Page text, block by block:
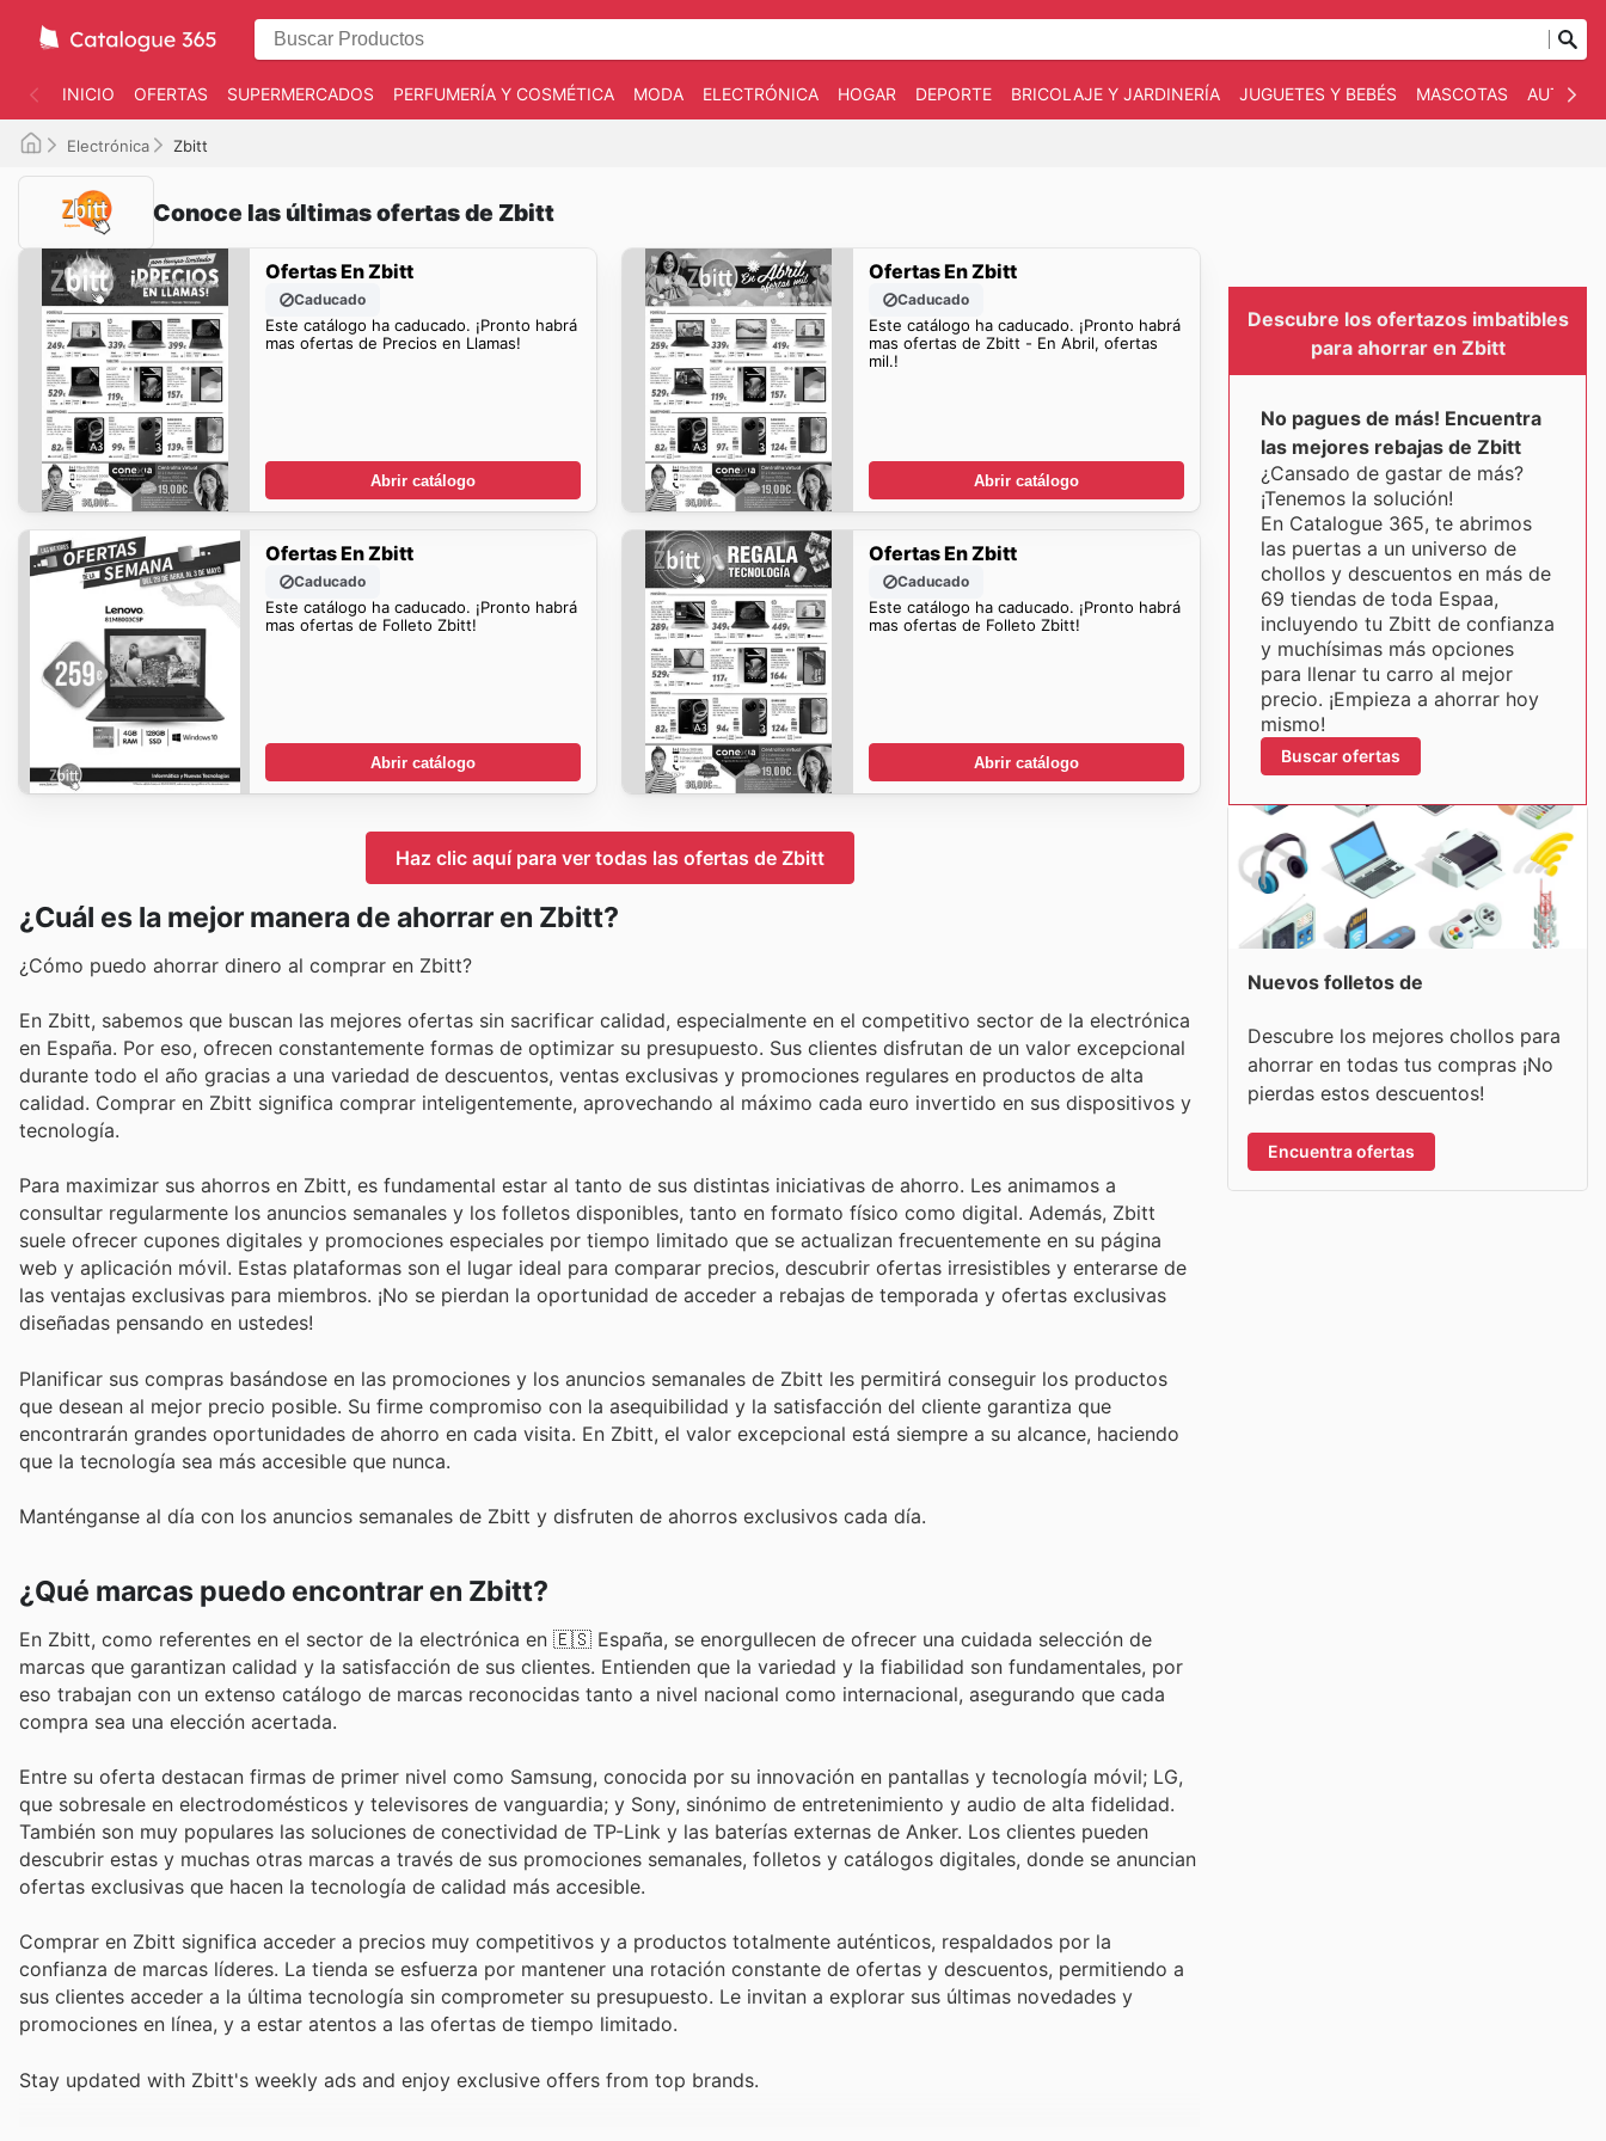
INICIO OFERTAS SUPERMERCADOS PERFUMERÍA Y COSMÉTICA MODA ELECTRÓNICA HOGAR DEPORTE BRICOLAJE Y JARDINERÍA JUGUETES Y BEBÉS MASCOTAS AUTO Y
Electrónica Zbitt
Conoce las últimas ofertas de Zbitt
Ofertas En Zbitt
Caducado
Este catálogo ha caducado. ¡Pronto habrá
mas ofertas de Precios en Llamas!
Abrir catálogo
Ofertas En Zbitt
Caducado
Este catálogo ha caducado. ¡Pronto habrá
mas ofertas de Zbitt - En Abril, ofertas
mil.!
Abrir catálogo
Ofertas En Zbitt
Caducado
Este catálogo ha caducado. ¡Pronto habrá
mas ofertas de Folleto Zbitt!
Abrir catálogo
Ofertas En Zbitt
Caducado
Este catálogo ha caducado. ¡Pronto habrá
mas ofertas de Folleto Zbitt!
Abrir catálogo
Haz clic aquí para ver todas las ofertas de Zbitt
¿Cuál es la mejor manera de ahorrar en Zbitt?
¿Cómo puedo ahorrar dinero al comprar en Zbitt?
En Zbitt, sabemos que buscan las mejores ofertas sin sacrificar calidad, especialmente en el competitivo sector de la electrónica
en España. Por eso, ofrecen constantemente formas de optimizar su presupuesto. Sus clientes disfrutan de un valor excepcional
durante todo el año gracias a una variedad de descuentos, ventas exclusivas y promociones regulares en productos de alta
calidad. Comprar en Zbitt significa comprar inteligentemente, aprovechando al máximo cada euro invertido en sus dispositivos y
tecnología.
Para maximizar sus ahorros en Zbitt, es fundamental estar al tanto de sus distintas iniciativas de ahorro. Les animamos a
consultar regularmente los anuncios semanales y los folletos disponibles, tanto en formato físico como digital. Además, Zbitt
suele ofrecer cupones digitales y promociones especiales por tiempo limitado que se actualizan frecuentemente en su página
web y aplicación móvil. Estas plataformas son el lugar ideal para comparar precios, descubrir ofertas irresistibles y enterarse de
las ventajas exclusivas para miembros. ¡No se pierdan la oportunidad de acceder a rebajas de temporada y ofertas exclusivas
diseñadas pensando en ustedes!
Planificar sus compras basándose en las promociones y los anuncios semanales de Zbitt les permitirá conseguir los productos
que desean al mejor precio posible. Su firme compromiso con la asequibilidad y la satisfacción del cliente garantiza que
encontrarán grandes oportunidades de ahorro en cada visita. En Zbitt, el valor excepcional está siempre a su alcance, haciendo
que la tecnología sea más accesible que nunca.
Manténganse al día con los anuncios semanales de Zbitt y disfruten de ahorros exclusivos cada día.
¿Qué marcas puedo encontrar en Zbitt?
En Zbitt, como referentes en el sector de la electrónica en 🇪🇸 España, se enorgullecen de ofrecer una cuidada selección de
marcas que garantizan calidad y la satisfacción de sus clientes. Entienden que la variedad y la fiabilidad son fundamentales, por
eso trabajan con un extenso catálogo de marcas reconocidas tanto a nivel nacional como internacional, asegurando que cada
compra sea una elección acertada.
Entre su oferta destacan firmas de primer nivel como Samsung, conocida por su innovación en pantallas y tecnología móvil; LG,
que sobresale en electrodomésticos y televisores de vanguardia; y Sony, sinónimo de entretenimiento y audio de alta fidelidad.
También son muy populares las soluciones de conectividad de TP-Link y las baterías externas de Anker. Los clientes pueden
descubrir estas y muchas otras marcas a través de sus promociones semanales, folletos y catálogos digitales, donde se anuncian
ofertas exclusivas que hacen la tecnología de calidad más accesible.
Comprar en Zbitt significa acceder a precios muy competitivos y a productos totalmente auténticos, respaldados por la
confianza de marcas líderes. La tienda se esfuerza por mantener una rotación constante de ofertas y descuentos, permitiendo a
sus clientes acceder a la última tecnología sin comprometer su presupuesto. Le invitan a explorar sus últimas novedades y
promociones en línea, y a estar atentos a las ofertas de tiempo limitado.
Stay updated with Zbitt's weekly ads and enjoy exclusive offers from top brands.
Descubre los ofertazos imbatibles
para ahorrar en Zbitt
No pagues de más! Encuentra
las mejores rebajas de Zbitt
¿Cansado de gastar de más?
¡Tenemos la solución!
En Catalogue 365, te abrimos
las puertas a un universo de
chollos y descuentos en más de
69 tiendas de toda Espaa,
incluyendo tu Zbitt de confianza
y muchísimas más opciones
para llenar tu carro al mejor
precio. ¡Empieza a ahorrar hoy
mismo!
Buscar ofertas
Nuevos folletos de
Descubre los mejores chollos para
ahorrar en todas tus compras ¡No
pierdas estos descuentos!
Encuentra ofertas